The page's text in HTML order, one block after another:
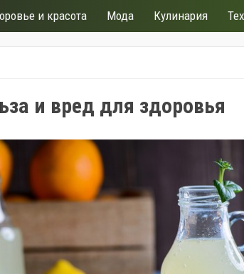
и красота Мода Кулинария
и вред для здоровья